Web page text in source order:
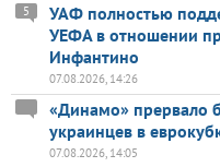
УАФ полностью
УЕФА в отношении
Инфантино
5
07.08.2026, 14:26
«Динамо» прервало
украинцев в
07.08.2026, 14:05